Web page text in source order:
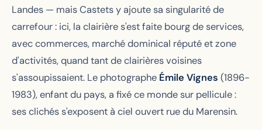
Landes — mais Castets y ajoute sa singularité de
carrefour : ici, la clairière s'est faite bourg de services,
avec commerces, marché dominical réputé et zone
d'activités, quand tant de clairières voisines
s'assoupissaient. Le photographe Émile Vignes (1896-
1983), enfant du pays, a fixé ce monde sur pellicule :
ses clichés s'exposent à ciel ouvert rue du Marensin.